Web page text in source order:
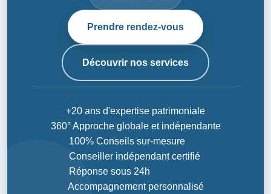
Prendre rendez-vous
Découvrir nos services
+20 ans d'expertise patrimoniale
360° Approche globale et indépendante
100% Conseils sur-mesure
Conseiller indépendant certifié
Réponse sous 24h
Accompagnement personnalisé